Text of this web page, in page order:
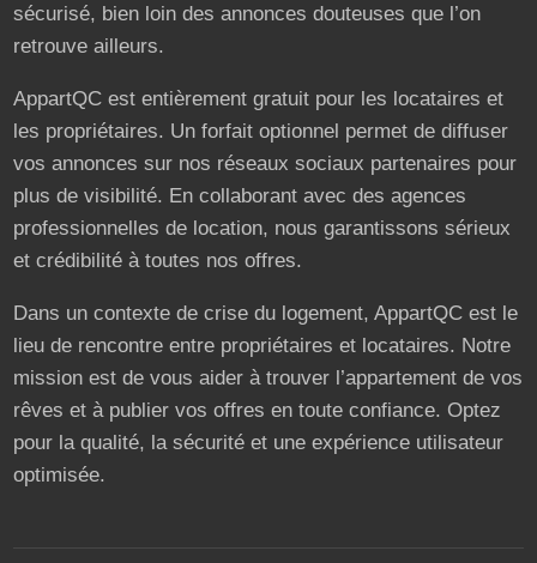
sécurisé, bien loin des annonces douteuses que l’on
retrouve ailleurs.
AppartQC est entièrement gratuit pour les locataires et
les propriétaires. Un forfait optionnel permet de diffuser
vos annonces sur nos réseaux sociaux partenaires pour
plus de visibilité. En collaborant avec des agences
professionnelles de location, nous garantissons sérieux
et crédibilité à toutes nos offres.
Dans un contexte de crise du logement, AppartQC est le
lieu de rencontre entre propriétaires et locataires. Notre
mission est de vous aider à trouver l’appartement de vos
rêves et à publier vos offres en toute confiance. Optez
pour la qualité, la sécurité et une expérience utilisateur
optimisée.